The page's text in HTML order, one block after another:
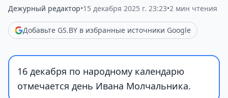
Дежурный редактор•15 декабря 2025 г. 23:23•2 мин чтения
Добавьте GS.BY в избранные источники Google
16 декабря по народному календарю
отмечается день Ивана Молчальника.